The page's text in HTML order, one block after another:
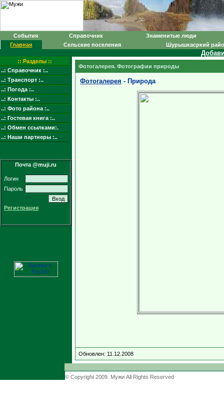
События Справочник
Знаменитые люди
Главная
Сельские поселения Шурышкасркий
:: Разделы ::
..: Справочник :..
..: Транспорт :..
..: Погода :..
..: Контакты :..
..: Фото района :..
..: Гостевая книга :..
..: Обмен ссылками:.
..: Наши партнеры :..
Почта @muji.ru
Логин
Пароль
Регистрация
Фотогалерея. Фотографии природы
Фотогалерея - Природа
Обновлен: 11.12.2008
© Copyright 2009. Мужи All Rights Reserved